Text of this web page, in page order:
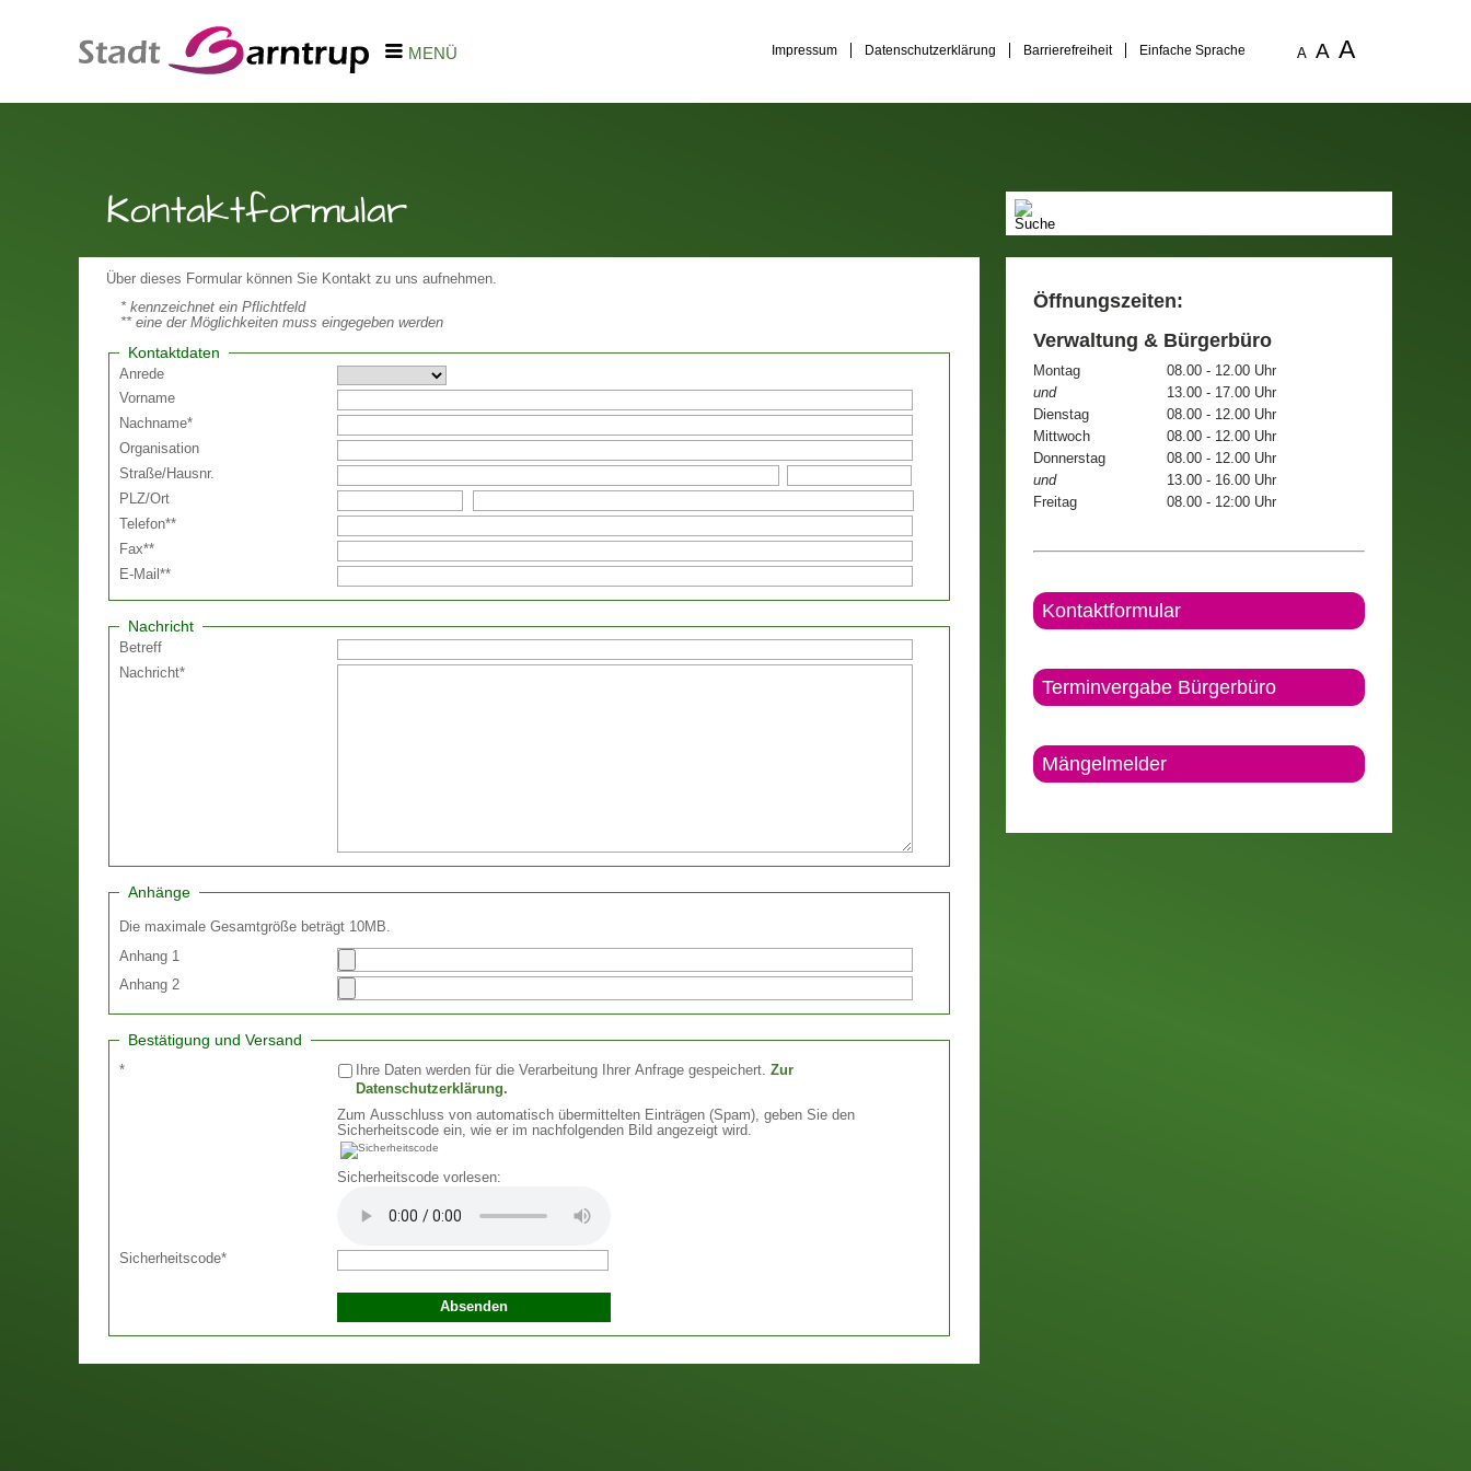
MENÜ Impressum Datenschutzerklärung Barrierefreiheit Einfache Sprache A A A
Kontaktformular
Über dieses Formular können Sie Kontakt zu uns aufnehmen.
* kennzeichnet ein Pflichtfeld
** eine der Möglichkeiten muss eingegeben werden
Kontaktdaten
Anrede
Vorname
Nachname*
Organisation
Straße/Hausnr.
PLZ/Ort
Telefon**
Fax**
E-Mail**
Nachricht
Betreff
Nachricht*
Anhänge
Die maximale Gesamtgröße beträgt 10MB.
Anhang 1
Anhang 2
Bestätigung und Versand
* Ihre Daten werden für die Verarbeitung Ihrer Anfrage gespeichert. Zur
Datenschutzerklärung.
Zum Ausschluss von automatisch übermittelten Einträgen (Spam), geben Sie den
Sicherheitscode ein, wie er im nachfolgenden Bild angezeigt wird.
Sicherheitscode vorlesen:
Sicherheitscode*
Öffnungszeiten:
Verwaltung & Bürgerbüro
Montag
08.00 - 12.00 Uhr
und
13.00 - 17.00 Uhr
Dienstag
08.00 - 12.00 Uhr
Mittwoch
08.00 - 12.00 Uhr
Donnerstag
08.00 - 12.00 Uhr
und
13.00 - 16.00 Uhr
Freitag
08.00 - 12:00 Uhr
Kontaktformular
Terminvergabe Bürgerbüro
Mängelmelder